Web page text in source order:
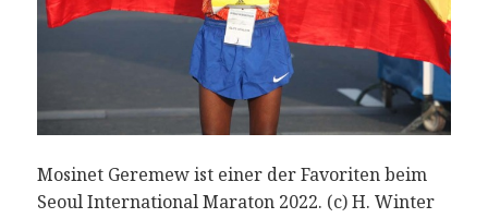
Mosinet Geremew ist einer der Favoriten beim
Seoul International Maraton 2022. (c) H. Winter